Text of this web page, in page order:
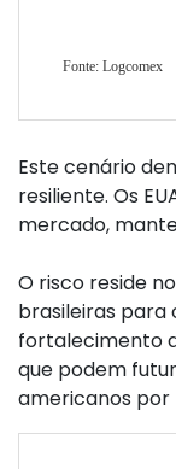
Este cenário
resiliente. Os
mercado,
O risco reside
brasileiras para
fortalecimento
que podem
americanos por